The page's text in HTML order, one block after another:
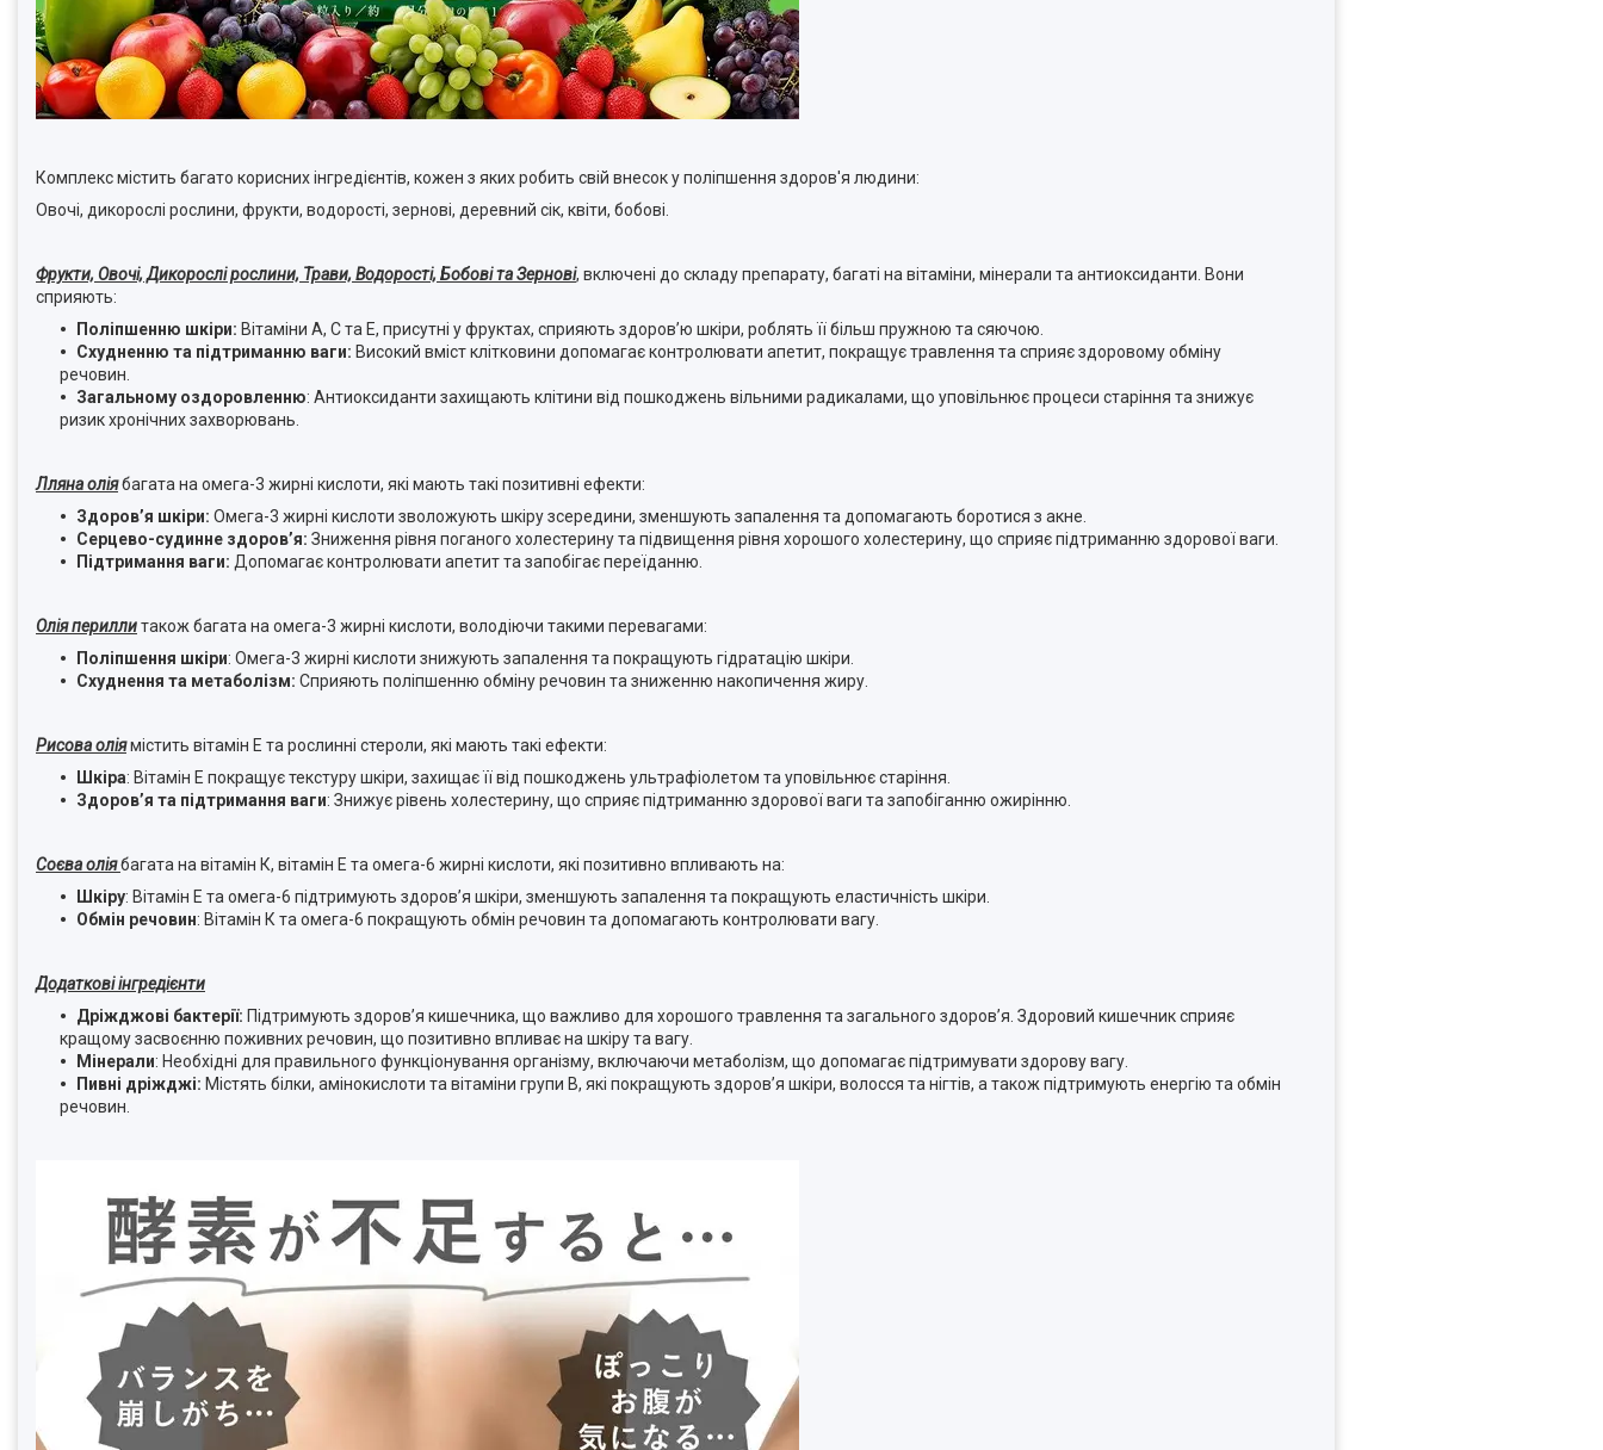
Комплекс містить багато корисних інгредієнтів, кожен з яких робить свій внесок у поліпшення здоров'я людини:
Овочі, дикорослі рослини, фрукти, водорості, зернові, деревний сік, квіти, бобові.
Фрукти, Овочі, Дикорослі рослини, Трави, Водорості, Бобові та Зернові, включені до складу препарату, багаті на вітаміни, мінерали та антиоксиданти. Вони
сприяють:
Поліпшенню шкіри: Вітаміни A, C та E, присутні у фруктах, сприяють здоров’ю шкіри, роблять її більш пружною та сяючою.
Схудненню та підтриманню ваги: Високий вміст клітковини допомагає контролювати апетит, покращує травлення та сприяє здоровому обміну
речовин.
Загальному оздоровленню: Антиоксиданти захищають клітини від пошкоджень вільними радикалами, що уповільнює процеси старіння та знижує
ризик хронічних захворювань.
Лляна оліябагата на омега-3 жирні кислоти, які мають такі позитивні ефекти:
Здоров’я шкіри: Омега-3 жирні кислоти зволожують шкіру зсередини, зменшують запалення та допомагають боротися з акне.
Серцево-судинне здоров’я: Зниження рівня поганого холестерину та підвищення рівня хорошого холестерину, що сприяє підтриманню здорової ваги.
Підтримання ваги: Допомагає контролювати апетит та запобігає переїданню.
Олія периллитакож багата на омега-3 жирні кислоти, володіючи такими перевагами:
Поліпшення шкіри: Омега-3 жирні кислоти знижують запалення та покращують гідратацію шкіри.
Схуднення та метаболізм: Сприяють поліпшенню обміну речовин та зниженню накопичення жиру.
Рисова оліямістить вітамін Е та рослинні стероли, які мають такі ефекти:
Шкіра: Вітамін Е покращує текстуру шкіри, захищає її від пошкоджень ультрафіолетом та уповільнює старіння.
Здоров’я та підтримання ваги: Знижує рівень холестерину, що сприяє підтриманню здорової ваги та запобіганню ожирінню.
Соєва оліябагата на вітамін К, вітамін Е та омега-6 жирні кислоти, які позитивно впливають на:
Шкіру: Вітамін Е та омега-6 підтримують здоров’я шкіри, зменшують запалення та покращують еластичність шкіри.
Обмін речовин: Вітамін К та омега-6 покращують обмін речовин та допомагають контролювати вагу.
Додаткові інгредієнти
Дріжджові бактерії: Підтримують здоров’я кишечника, що важливо для хорошого травлення та загального здоров’я. Здоровий кишечник сприяє
кращому засвоєнню поживних речовин, що позитивно впливає на шкіру та вагу.
Мінерали: Необхідні для правильного функціонування організму, включаючи метаболізм, що допомагає підтримувати здорову вагу.
Пивні дріжджі: Містять білки, амінокислоти та вітаміни групи B, які покращують здоров’я шкіри, волосся та нігтів, а також підтримують енергію та обмін
речовин.